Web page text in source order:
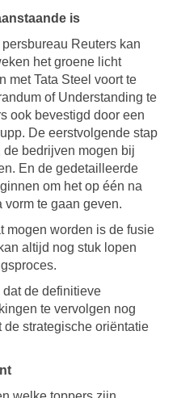
is
Reuters kan
het groene licht
met Tata Steel voort te
of Understanding te
ook bevestigd door een
De eerstvolgende stap
bedrijven mogen bij
En de gedetailleerde
om het op één na
te gaan geven.
mogen worden is de fusie
altijd nog stuk lopen
de definitieve
te vervolgen nog
strategische oriëntatie